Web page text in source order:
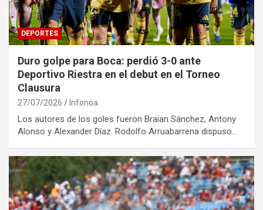
DEPORTES
Duro golpe para Boca: perdió 3-0 ante
Deportivo Riestra en el debut en el Torneo
Clausura
27/07/2026 Infonoa
Los autores de los goles fueron Braian Sánchez, Antony
Alonso y Alexander Díaz. Rodolfo Arruabarrena dispuso…